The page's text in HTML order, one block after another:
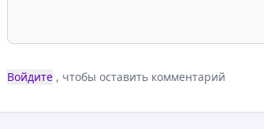
Войдите, чтобы оставить комментарий